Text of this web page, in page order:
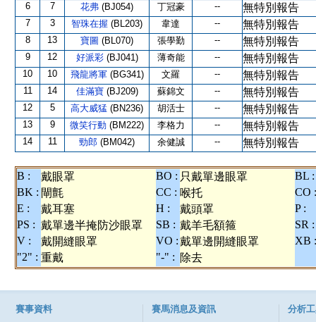
6 7 花弗 (BJ054) 丁冠豪 -- 無特別報告
7 3 智珠在握 (BL203) 韋達 -- 無特別報告
8 13 寶圖 (BL070) 張學勤 -- 無特別報告
9 12 好派彩 (BJ041) 薄奇能 -- 無特別報告
10 10 飛龍將軍 (BG341) 文羅 -- 無特別報告
11 14 佳滿寶 (BJ209) 蘇錦文 -- 無特別報告
12 5 高大威猛 (BN236) 胡活士 -- 無特別報告
13 9 微笑行動 (BM222) 李格力 -- 無特別報告
14 11 勁郎 (BM042) 余健誠 -- 無特別報告
B : 戴眼罩 BO : 只戴單邊眼罩
BL :
BK : 閘氈 CC : 喉托
CO :
E :
戴耳塞 H : 戴頭罩
P :
PS : 戴單邊半掩防沙眼罩 SB : 戴羊毛額箍
SR :
V :
戴開縫眼罩 VO :戴單邊開縫眼罩
XB :
"2" : 重戴 "-" : 除去
賽事資料 賽馬消息及資訊 分析